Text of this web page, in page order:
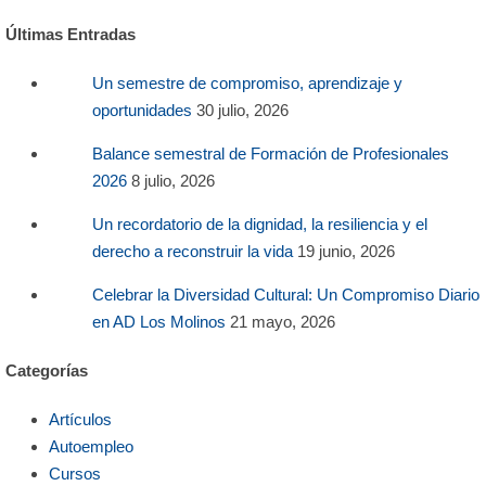
Últimas Entradas
Un semestre de compromiso, aprendizaje y
oportunidades 30 julio, 2026
Balance semestral de Formación de Profesionales
2026 8 julio, 2026
Un recordatorio de la dignidad, la resiliencia y el
derecho a reconstruir la vida 19 junio, 2026
Celebrar la Diversidad Cultural: Un Compromiso Diario
en AD Los Molinos 21 mayo, 2026
Categorías
Artículos
Autoempleo
Cursos